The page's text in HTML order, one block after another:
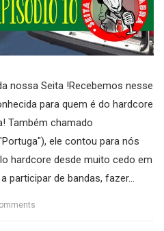
nossa Seita !Recebemos nesse
para quem é do hardcore
Também chamado
ele contou para nós
hardcore desde muito cedo em
participar de bandas, fazer...